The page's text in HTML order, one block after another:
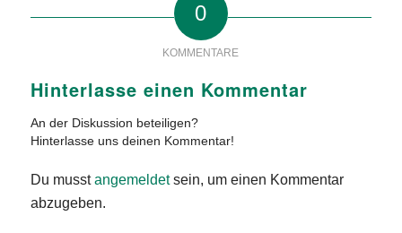
0
KOMMENTARE
Hinterlasse einen Kommentar
An der Diskussion beteiligen?
Hinterlasse uns deinen Kommentar!
Du musstangemeldetsein, um einen Kommentar
abzugeben.